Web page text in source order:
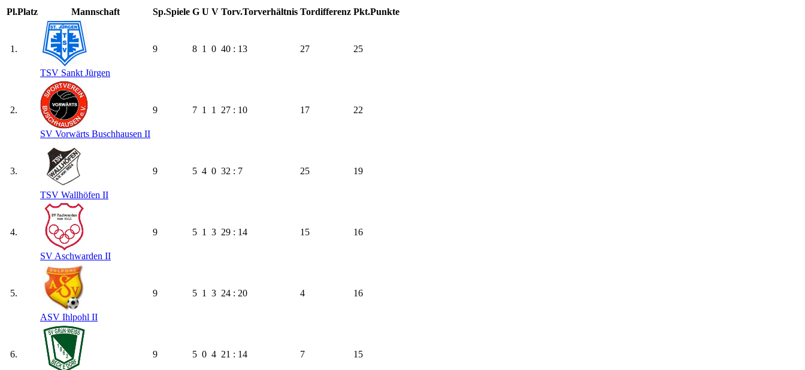
Pl.Platz Mannschaft Sp.Spiele G U V Torv.Torverhältnis Tordifferenz Pkt.Punkte
1.
TSV Sankt Jürgen
9 8 1 0 40 : 13 27 25
2.
SV Vorwärts Buschhausen II
9 7 1 1 27 : 10 17 22
3.
TSV Wallhöfen II
9 5 4 0 32 : 7 25 19
4.
SV Aschwarden II
9 5 1 3 29 : 14 15 16
5.
ASV Ihlpohl II
9 5 1 3 24 : 20 4 16
6. 9 5 0 4 21 : 14 7 15